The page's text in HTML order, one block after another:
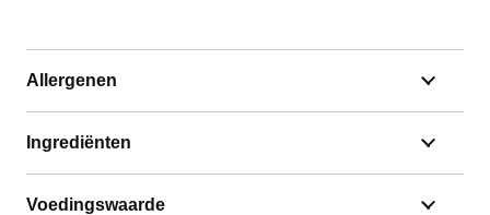
Allergenen
Ingrediënten
Voedingswaarde